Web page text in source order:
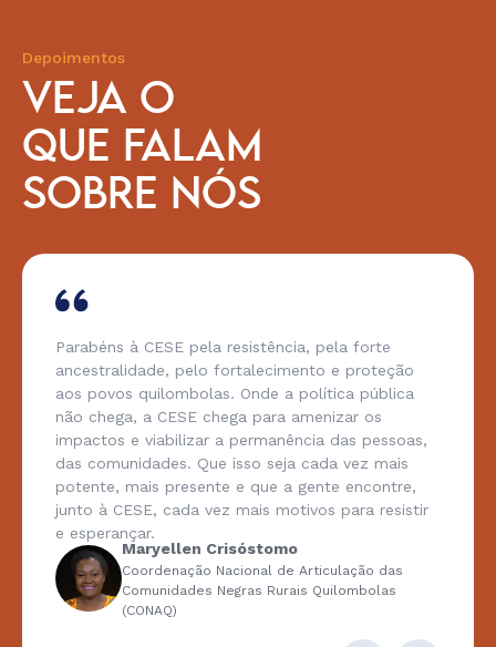
Depoimentos
VEJA O
QUE FALAM
SOBRE NÓS
Parabéns à CESE pela resistência, pela forte
ancestralidade, pelo fortalecimento e proteção
aos povos quilombolas. Onde a política pública
não chega, a CESE chega para amenizar os
impactos e viabilizar a permanência das pessoas,
das comunidades. Que isso seja cada vez mais
potente, mais presente e que a gente encontre,
junto à CESE, cada vez mais motivos para resistir
e esperançar.
Maryellen Crisóstomo
Coordenação Nacional de Articulação das
Comunidades Negras Rurais Quilombolas
(CONAQ)